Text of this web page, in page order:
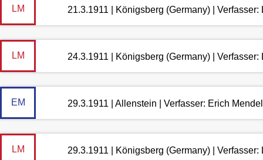
LM 21.3.1911 | Königsberg (Germany) |
LM 24.3.1911 | Königsberg (Germany) |
EM 29.3.1911 | Allenstein | Verfasser: Erich
LM 29.3.1911 | Königsberg (Germany) |